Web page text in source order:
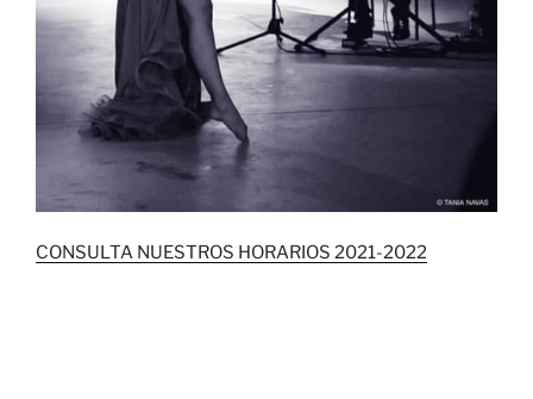
CONSULTA NUESTROS HORARIOS 2021-2022